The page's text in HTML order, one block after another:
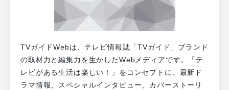
TVガイドWebは、テレビ情報誌「TVガイド」ブランド
の取材力と編集力を生かしたWebメディアです。「テ
レビがある生活は楽しい！」をコンセプトに、最新ド
ラマ情報、スペシャルインタビュー、カバーストーリ